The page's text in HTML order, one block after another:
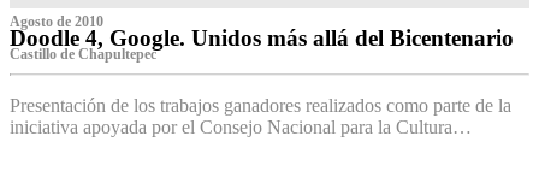
Agosto de 2010
Doodle 4, Google. Unidos más allá del Bicentenario
Castillo de Chapultepec
Presentación de los trabajos ganadores realizados como parte de la
iniciativa apoyada por el Consejo Nacional para la Cultura…